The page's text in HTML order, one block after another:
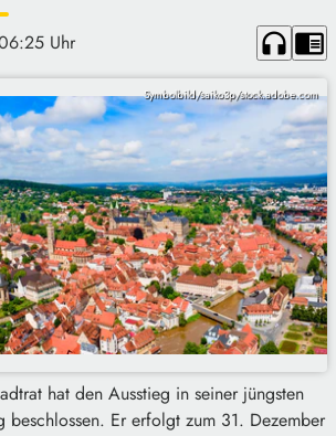
Uhr headphones chrome_reader_mode
Symbolbild/saiko3p/stock.adobe.com
hat den Ausstieg in seiner jüngsten
beschlossen. Er erfolgt zum 31. Dezember